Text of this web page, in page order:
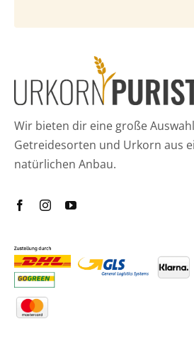
Wir bieten dir eine große
Getreidesorten und Urkorn aus
natürlichen Anbau.